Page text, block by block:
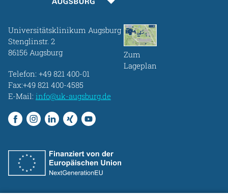
Universitätsklinikum Augsburg
Stenglinstr. 2
86156 Augsburg
Telefon: +49 821 400-01
Fax:+49 821 400-4585
E-Mail: info@uk-augsburg.de
Zum
Lageplan